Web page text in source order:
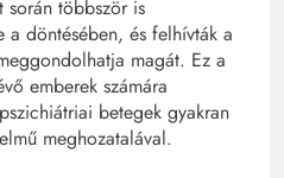
többször is
a döntésében, és felhívták a
magát. Ez a
emberek számára
betegek gyakran
meghozatalával.